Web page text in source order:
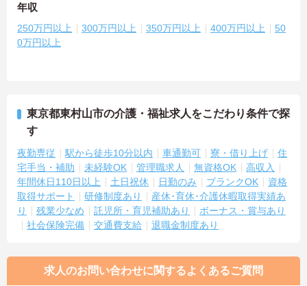
年収
250万円以上 300万円以上 350万円以上 400万円以上
50
0万円以上
東京都東村山市の介護・福祉求人をこだわり条件で探
す
夜勤専従 駅から徒歩10分以内 車通勤可 寮・借り上げ
住
宅手当・補助
未経験OK 管理職求人 無資格OK
高収入
年間休日110日以上
土日祝休 日勤のみ ブランクOK
資格
取得サポート
研修制度あり
産休･育休･介護休暇取得実績あ
り
残業少なめ 託児所・育児補助あり
ボーナス・賞与あり
社会保険完備
交通費支給 退職金制度あり
求人のお問い合わせに関するよくあるご質問